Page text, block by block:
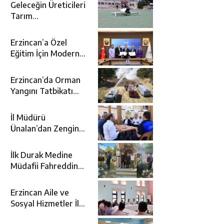
Geleceğin Üreticileri
Tarım
Tanışıyor
Erzincan’a Özel
Eğitim İçin Modern
Eğitim Meslek Okulu
Protokolü İmzalandı
Erzincan’da Orman
Yangını Tatbikatı
İl Müdürü
Ünalan’dan Zengin
Ziyareti
İlk Durak Medine
Müdafii Fahreddin
Kabri
Erzincan Aile ve
Sosyal Hizmetler İl